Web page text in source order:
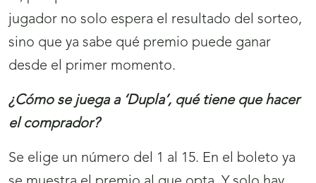
jugador no solo espera el resultado del sorteo,
sino que ya sabe qué premio puede ganar
desde el primer momento.
¿Cómo se juega a ‘Dupla’, qué tiene que hacer
el comprador?
Se elige un número del 1 al 15. En el boleto ya